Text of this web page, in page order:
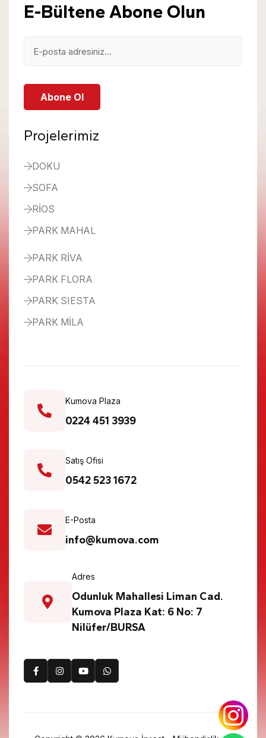
E-Bültene Abone Olun
Abone Ol
Projelerimiz
DOKU
SOFA
RİOS
PARK MAHAL
PARK RİVA
PARK FLORA
PARK SIESTA
PARK MİLA
Kumova Plaza
0224 451 3939
Satış Ofisi
0542 523 1672
E-Posta
info@kumova.com
Adres
Odunluk Mahallesi Liman Cad.
Kumova Plaza Kat: 6 No: 7
Nilüfer/BURSA